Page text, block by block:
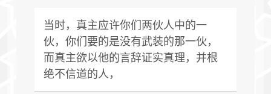
当时，真主应许你们两伙人中的一
伙，你们要的是没有武装的那一伙，
而真主欲以他的言辞证实真理，并根
绝不信道的人，